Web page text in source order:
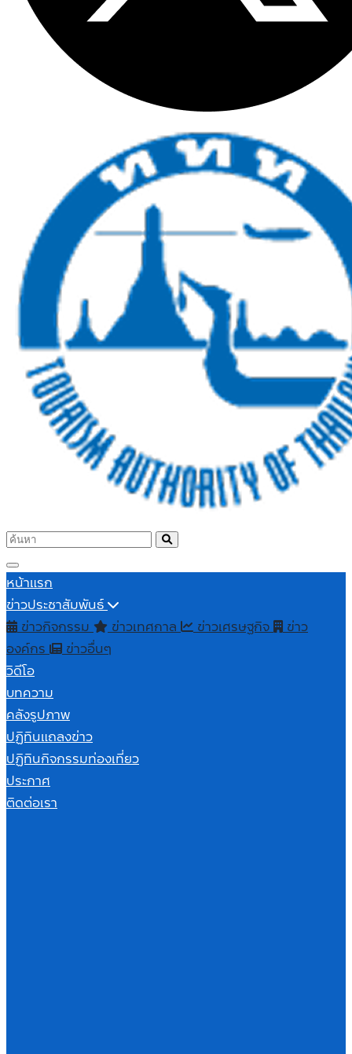
หน้าแรก
ข่าวประชาสัมพันธ์
ข่าวกิจกรรม
ข่าวเทศกาล ข่าวเศรษฐกิจ ข่าว
องค์กร
ข่าวอื่นๆ
วิดีโอ
บทความ
คลังรูปภาพ
ปฏิทินแถลงข่าว
ปฏิทินกิจกรรมท่องเที่ยว
ประกาศ
ติดต่อเรา